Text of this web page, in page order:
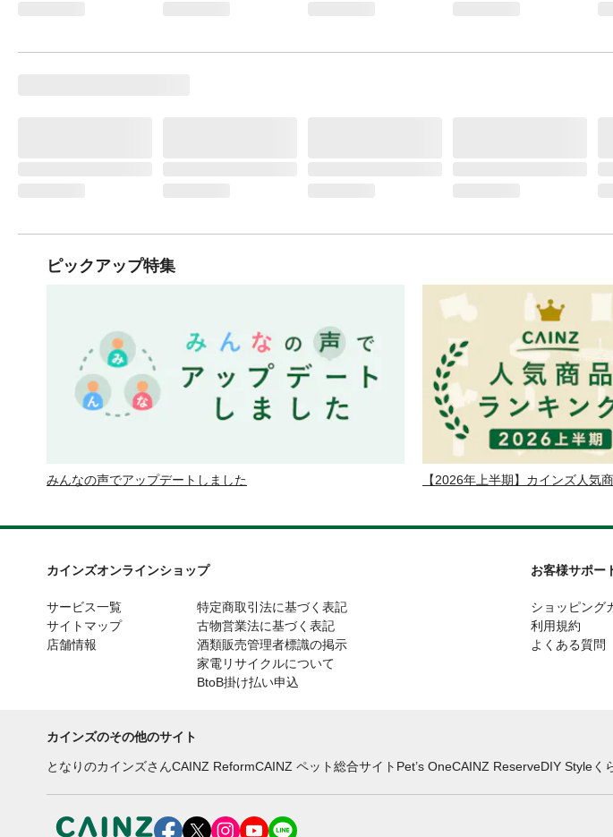
ピックアップ特集
みんなの声でアップデートしました 【2026年上半期】カインズ人気
カインズオンラインショップ
サービス一覧
サイトマップ
店舗情報
特定商取引法に基づく表記
古物営業法に基づく表記
酒類販売管理者標識の掲示
家電リサイクルについて
BtoB掛け払い申込
お客様サポー
ショッピング
利用規約
よくある質問
カインズのその他のサイト
となりのカインズさんCAINZ ReformCAINZ ペット総合サイト Pet’s OneCAINZ ReserveDIY Styleく